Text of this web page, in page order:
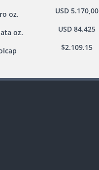
oz. USD 5.170,00
oz. USD 84.425
$2.109.15